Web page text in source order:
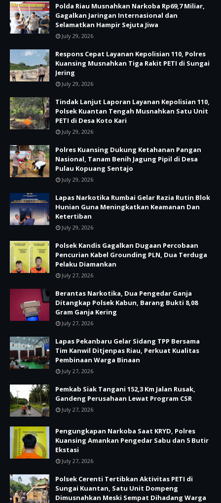
Polda Riau Musnahkan Narkoba Rp69,7 Miliar,
Gagalkan Jaringan Internasional dan
Selamatkan Hampir Sejuta Jiwa
July 29, 2026
Respons Cepat Layanan Kepolisian 110, Polres
Kuansing Musnahkan Tiga Rakit PETI di Sungai
Jering
July 29, 2026
Tindak Lanjut Laporan Layanan Kepolisian 110,
Polsek Kuantan Tengah Musnahkan Satu Unit
PETI di Desa Koto Kari
July 29, 2026
Polres Kuansing Dukung Ketahanan Pangan
Nasional, Tanam Benih Jagung Pipil di Desa
Pulau Kopuang Sentajo
July 29, 2026
Lapas Narkotika Rumbai Gelar Razia Rutin Blok
Hunian Guna Meningkatkan Keamanan Dan
Ketertiban
July 29, 2026
Polsek Kandis Gagalkan Dugaan Percobaan
Pencurian Kabel Grounding PLN, Dua Terduga
Pelaku Diamankan
July 27, 2026
Berantas Narkotika, Dua Pengedar Ganja
Ditangkap Polsek Kabun, Barang Bukti 8,08
Gram Ganja Kering
July 27, 2026
Lapas Pekanbaru Gelar Sidang TPP Bersama
Tim Kanwil Ditjenpas Riau, Perkuat Kualitas
Pembinaan Warga Binaan
July 27, 2026
Pemkab Siak Tangani 152,3 Km Jalan Rusak,
Gandeng Perusahaan Lewat Program CSR
July 27, 2026
Pengungkapan Narkoba Saat KRYD, Polres
Kuansing Amankan Pengedar Sabu dan 5 Butir
Ekstasi
July 27, 2026
Polsek Cerenti Tertibkan Aktivitas PETI di
Sungai Kuantan, Satu Unit Dompeng
Dimusnahkan Meski Sempat Dihadang Warga